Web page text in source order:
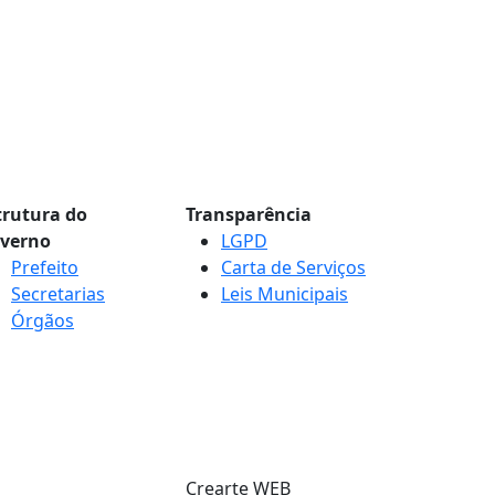
do
Prefeito
Secretarias
Órgãos
Transparência
LGPD
Carta de Serviços
Leis Municipais
Crearte WEB